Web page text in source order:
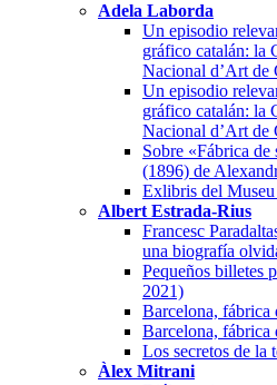
Adela Laborda
Un episodio
gráfico catalán: la
Nacional d’Art de
Un episodio
gráfico catalán: la
Nacional d’Art de
Sobre «Fábrica
(1896) de
Exlibris del
Albert Estrada-Rius
Francesc
una biografía
Pequeños billetes
2021)
Barcelona, fábrica
Barcelona, fábrica
Los secretos de la
Àlex Mitrani